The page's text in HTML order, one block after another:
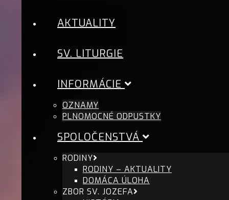
AKTUALITY
SV. LITURGIE
INFORMÁCIE
OZNAMY
PLNOMOCNÉ ODPUSTKY
SPOLOČENSTVÁ
RODINY
RODINY – AKTUALITY
DOMÁCA ÚLOHA
ZBOR SV. JOZEFA